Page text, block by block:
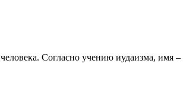
Согласно учению иудаизма, имя –